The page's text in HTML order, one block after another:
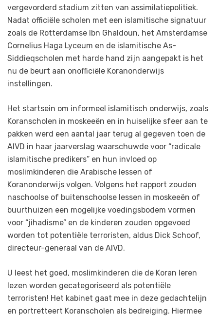
vergevorderd stadium zitten van assimilatiepolitiek.
Nadat officiële scholen met een islamitische signatuur
zoals de Rotterdamse Ibn Ghaldoun, het Amsterdamse
Cornelius Haga Lyceum en de islamitische As-
Siddieqscholen met harde hand zijn aangepakt is het
nu de beurt aan onofficiële Koranonderwijs
instellingen.
Het startsein om informeel islamitisch onderwijs, zoals
Koranscholen in moskeeën en in huiselijke sfeer aan te
pakken werd een aantal jaar terug al gegeven toen de
AIVD in haar jaarverslag waarschuwde voor “radicale
islamitische predikers” en hun invloed op
moslimkinderen die Arabische lessen of
Koranonderwijs volgen. Volgens het rapport zouden
naschoolse of buitenschoolse lessen in moskeeën of
buurthuizen een mogelijke voedingsbodem vormen
voor “jihadisme” en de kinderen zouden opgevoed
worden tot potentiële terroristen, aldus Dick Schoof,
directeur-generaal van de AIVD.
U leest het goed, moslimkinderen die de Koran leren
lezen worden gecategoriseerd als potentiële
terroristen! Het kabinet gaat mee in deze gedachtelijn
en portretteert Koranscholen als bedreiging. Hiermee